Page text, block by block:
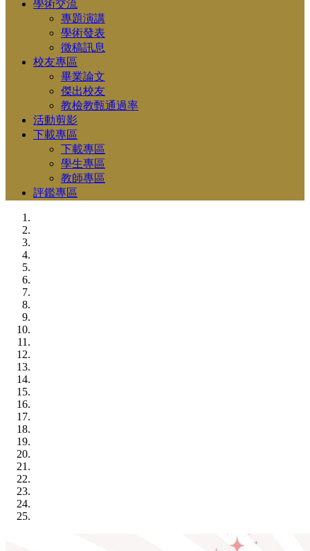
學術交流
專題演講
學術發表
徵稿訊息
校友專區
畢業論文
傑出校友
教檢教甄通過率
活動剪影
下載專區
下載專區
學生專區
教師專區
評鑑專區